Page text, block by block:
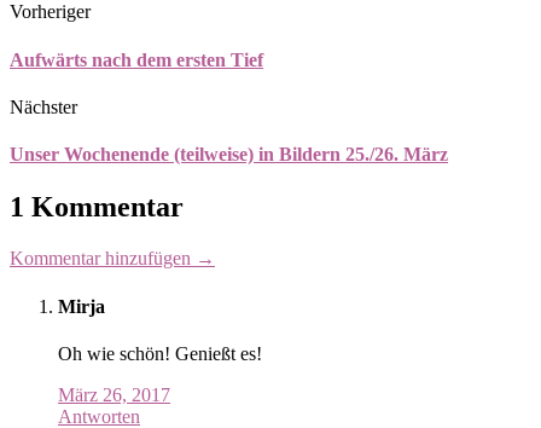
Vorheriger
Aufwärts nach dem ersten Tief
Nächster
Unser Wochenende (teilweise) in Bildern 25./26. März
1 Kommentar
Kommentar hinzufügen →
Mirja
Oh wie schön! Genießt es!
März 26, 2017
Antworten